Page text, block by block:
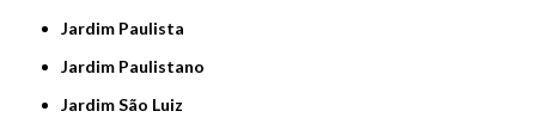
Jardim Paulista
Jardim Paulistano
Jardim São Luiz